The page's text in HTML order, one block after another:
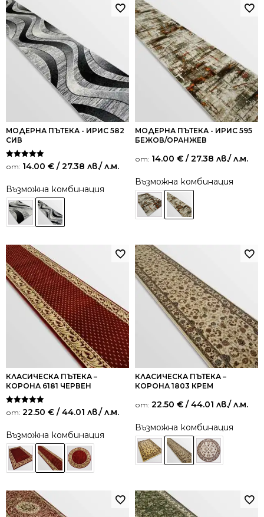
МОДЕРНА ПЪТЕКА - ИРИС 582
СИВ
Оценено на
5.00
от: 14.00 € / 27.38 лв./ л.м.
Възможна комбинация
МОДЕРНА ПЪТЕКА - ИРИС 595
БЕЖОВ/ОРАНЖЕВ
от: 14.00 € / 27.38 лв./ л.м.
Възможна комбинация
КЛАСИЧЕСКА ПЪТЕКА –
КОРОНА 6181 ЧЕРВЕН
Оценено на
5.00
от: 22.50 € / 44.01 лв./ л.м.
Възможна комбинация
КЛАСИЧЕСКА ПЪТЕКА –
КОРОНА 1803 КРЕМ
от: 22.50 € / 44.01 лв./ л.м.
Възможна комбинация